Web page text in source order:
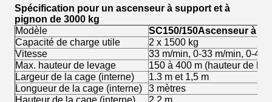
Spécification pour un ascenseur à support et à
pignon de 3000 kg
Modèle
SC150/150Ascenseur à
Capacité de charge utile
2 x 1500 kg
Vitesse
33 m/min, 0-33 m/min, 0-40
Max. hauteur de levage
150 à 400 m (hauteur de
Largeur de la cage (interne)
1.3 m et 1,5 m
Longueur de la cage (interne)
3 mètres
Hauteur de la cage (interne)
2.2 m